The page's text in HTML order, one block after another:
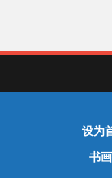
设为
书